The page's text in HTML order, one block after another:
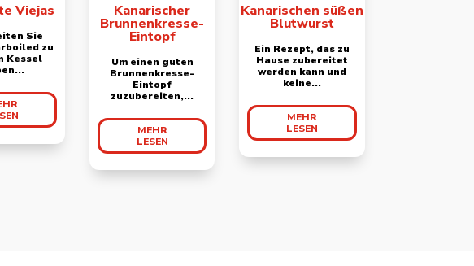
Viejas
Sie
zu
Kessel
Kanarischer
Brunnenkresse-
Eintopf
Um einen guten
Brunnenkresse-
Eintopf
zuzubereiten,...
MEHR
LESEN
Kanarischen süßen
Blutwurst
Ein Rezept, das zu
Hause zubereitet
werden kann und
keine...
MEHR
LESEN